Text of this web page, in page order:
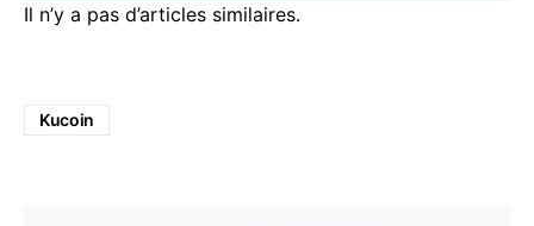
Il n’y a pas d’articles similaires.
Kucoin